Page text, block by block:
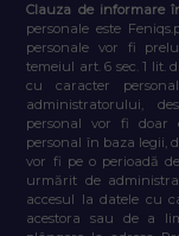
Clauza de informare
personale este
personale vor fi
temeiul art. 6 sec. 1
cu caracter
administratorului,
personal vor fi doar
personal în baza legii,
vor fi pe o perioadă
urmărit de
accesul la datele cu
acestora sau de a